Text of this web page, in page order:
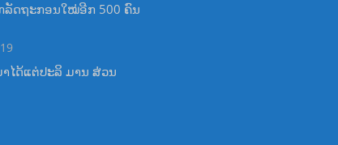
ລັດຖະກອນໃໝ່ອີກ 500 ຄົນ
ໄດ້ແຕ່ປະລິ ມານ ສ່ວນ